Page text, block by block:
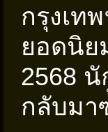
กรุงเท
ยอดนิย
2568 นั
กลับมา